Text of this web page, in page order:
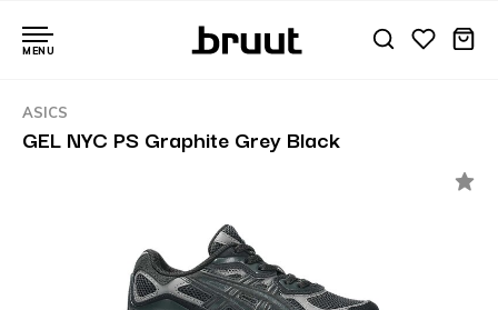
MENU
ASICS
GEL NYC PS Graphite Grey Black